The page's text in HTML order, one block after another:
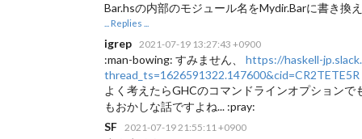
Bar.hsの内部のモジュール名をMydir.Barに書き
... Replies ...
igrep 2021-07-19 13:27:43 +0900
:man-bowing: すみません、 https://haskell-
thread_ts=1626591322.147600&cid=CR2TETE5R
よく考えたらGHCのコマンドラインオプションで
もおかしな話ですよね... :pray:
SF
2021-07-19 21:55:11 +0900